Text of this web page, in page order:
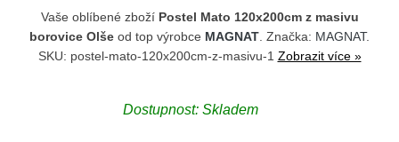
Vaše oblíbené zboží Postel Mato 120x200cm z masivu
borovice Olše od top výrobce MAGNAT . Značka: MAGNAT.
SKU: postel-mato-120x200cm-z-masivu-1 Zobrazit více »
Dostupnost: Skladem